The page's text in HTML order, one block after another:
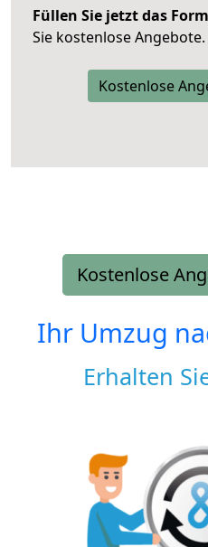
Füllen Sie jetzt das
Sie kostenlose Angebote.
Kostenlose
Kostenlose
Ihr Umzug
Erhalten